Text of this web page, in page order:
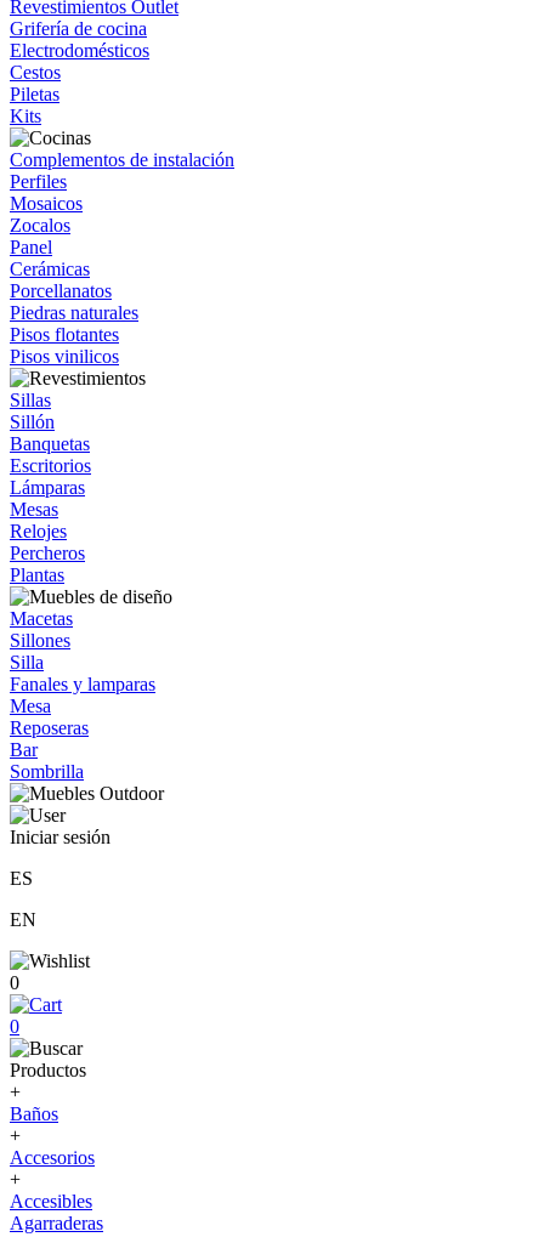
Revestimientos Outlet
Grifería de cocina
Electrodomésticos
Cestos
Piletas
Kits
Complementos de instalación
Perfiles
Mosaicos
Zocalos
Panel
Cerámicas
Porcellanatos
Piedras naturales
Pisos flotantes
Pisos vinilicos
Sillas
Sillón
Banquetas
Escritorios
Lámparas
Mesas
Relojes
Percheros
Plantas
Macetas
Sillones
Silla
Fanales y lamparas
Mesa
Reposeras
Bar
Sombrilla
Iniciar sesión
ES
EN
0
0
Productos
+
Baños
+
Accesorios
+
Accesibles
Agarraderas